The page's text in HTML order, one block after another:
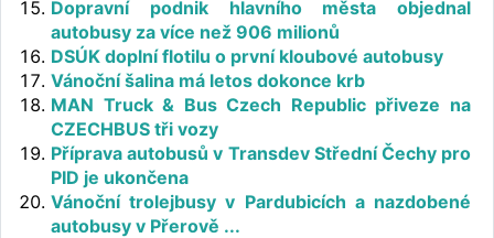
Dopravní podnik hlavního města objednal
autobusy za více než 906 milionů
DSÚK doplní flotilu o první kloubové autobusy
Vánoční šalina má letos dokonce krb
MAN Truck & Bus Czech Republic přiveze na
CZECHBUS tři vozy
Příprava autobusů v Transdev Střední Čechy pro
PID je ukončena
Vánoční trolejbusy v Pardubicích a nazdobené
autobusy v Přerově ...